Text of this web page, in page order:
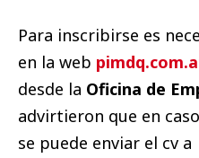
Para inscribirse es
en la web
desde la Oficina de
advirtieron que en
se puede enviar el cv a